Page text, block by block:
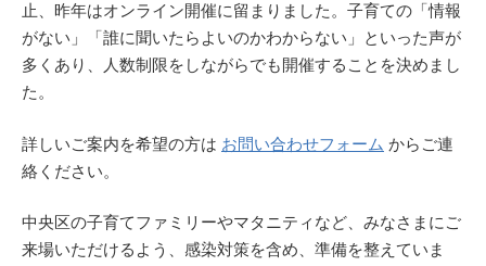
止、昨年はオンライン開催に留まりました。子育ての「情報
がない」「誰に聞いたらよいのかわからない」といった声が
多くあり、人数制限をしながらでも開催することを決めまし
た。
詳しいご案内を希望の方は お問い合わせフォーム からご連
絡ください。
中央区の子育てファミリーやマタニティなど、みなさまにご
来場いただけるよう、感染対策を含め、準備を整えていま